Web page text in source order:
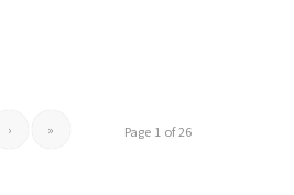
Page 1 of 26
› »